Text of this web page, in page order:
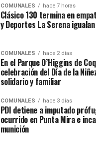
COMUNALES hace 7 horas
Clásico 130 termina en
y Deportes La Serena igualan
COMUNALES hace 2 días
En el Parque O’Higgins de
celebración del Día de la
solidario y familiar
COMUNALES hace 3 días
PDI detiene a imputado
ocurrido en Punta Mira e
munición